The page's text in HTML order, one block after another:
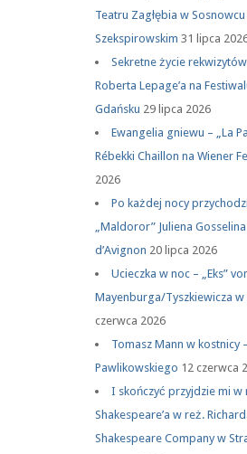
Teatru Zagłębia w
Szekspirowskim 31 lipca
Sekretne życie
Roberta Lepage’a na
Gdańsku 29 lipca 2026
Ewangelia gniewu – „La
Rébekki Chaillon na Wiener
2026
Po każdej nocy
„Maldoror” Juliena Gosselina
d’Avignon 20 lipca 2026
Ucieczka w noc – „Eks”
Mayenburga/Tyszkiewicza w
czerwca 2026
Tomasz Mann w kostnicy
Pawlikowskiego 12 czerwca
I skończyć przyjdzie mi w
Shakespeare’a w reż.
Shakespeare Company w